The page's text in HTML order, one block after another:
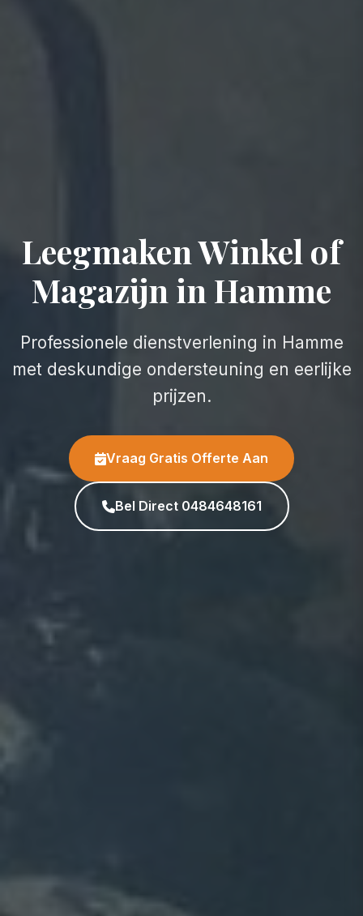
Leegmaken Winkel of
Magazijn in Hamme
Professionele dienstverlening in Hamme
met deskundige ondersteuning en eerlijke
prijzen.
Vraag Gratis Offerte Aan
Bel Direct 0484648161